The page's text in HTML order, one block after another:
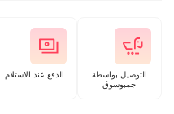
التوصيل بواسطة
جمبوسوق
الدفع عند الاستلام